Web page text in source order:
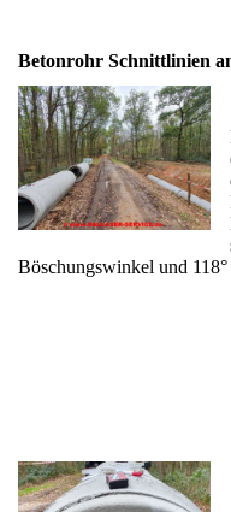
Betonrohr Schnittlinien
Böschungswinkel und